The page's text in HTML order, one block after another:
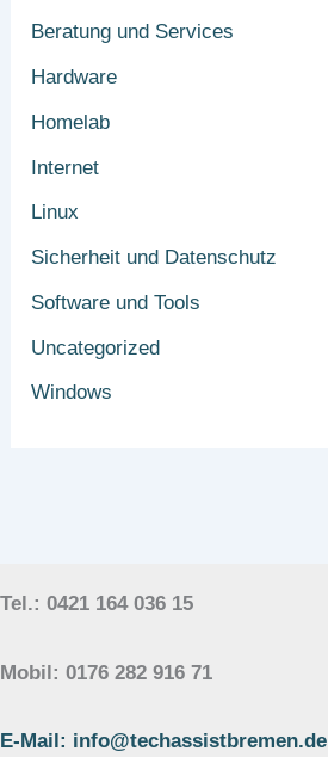
Beratung und Services
Hardware
Homelab
Internet
Linux
Sicherheit und Datenschutz
Software und Tools
Uncategorized
Windows
Tel.: 0421 164 036 15
Mobil: 0176 282 916 71
E-Mail: info@techassistbremen.de